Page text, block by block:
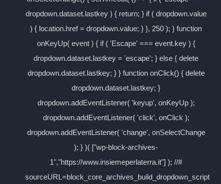
dropdown.dataset.lastkey ) { return; } if ( dropdown.value
) { location.href = dropdown.value; } }, 250 ); } function
onKeyUp( event ) { if ( 'Escape' === event.key ) {
dropdown.dataset.lastkey = 'escape'; } else { delete
dropdown.dataset.lastkey; } } function onClick() { delete
dropdown.dataset.lastkey; }
dropdown.addEventListener( 'keyup', onKeyUp );
dropdown.addEventListener( 'click', onClick );
dropdown.addEventListener( 'change', onSelectChange
); } )( ["wp-block-archives-
1","https://www.insiemeperlaterra.it"] ); //#
sourceURL=block_core_archives_build_dropdown_script